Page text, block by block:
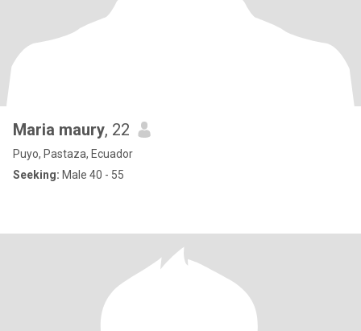
Maria maury, 22
Puyo, Pastaza, Ecuador
Seeking: Male 40 - 55